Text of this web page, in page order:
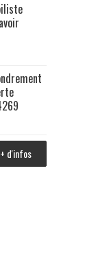
+ d'infos